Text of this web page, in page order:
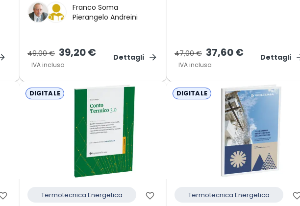
profondamente le modalità
costruttive degli edifici e dei connessi
Franco Soma
Pierangelo Andreini
49,00 € 39,20 €
IVA inclusa
Dettagli 47,00 € 37,60 €
IVA inclusa
Dettagli
DIGITALE
Termotecnica Energetica
DIGITALE
Termotecnica Energetica